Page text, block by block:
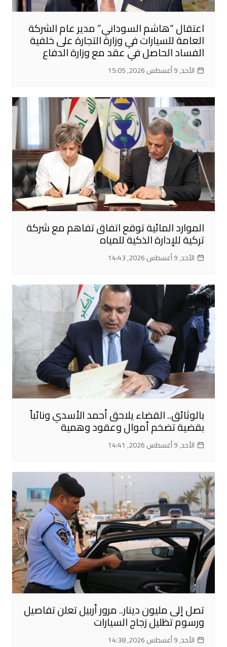
اعتقال “هاشم السوداني” مدير عام الشركة
العامة للسيارات في وزارة التجارة على خلفية
الفساد الحاصل في عقد مع وزارة الدفاع
الأحد, 9 أغسطس 2026, 15:05
الموارد المائية توقع اتفاق تفاهم مع شركة
تركية للإدارة الذكية للمياه
الأحد, 9 أغسطس 2026, 14:43
بالوثائق.. القضاء يلاحق أحمد الأسدي ونائباً
بقضية تضخم أموال وعقود وهمية
الأحد, 9 أغسطس 2026, 14:41
تصل إلى مليون دينار.. مرور أربيل تعلن تفاصيل
ورسوم تظليل زجاج السيارات
الأحد, 9 أغسطس 2026, 14:38